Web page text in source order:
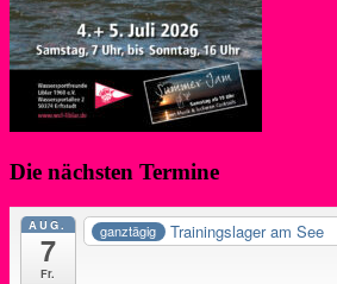
Die nächsten Termine
AUG.
7
Fr.
ganztägig Trainingslager am See